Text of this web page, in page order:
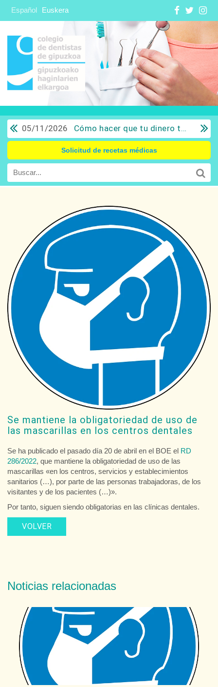
Español Euskera
05/11/2026 Cómo hacer que tu dinero trabaje para ti: Del ahorro a la inversión con sentido común.
Solicitud de recetas médicas
Se mantiene la obligatoriedad de uso de
las mascarillas en los centros dentales
Se ha publicado el pasado día 20 de abril en el BOE el RD
286/2022, que mantiene la obligatoriedad de uso de las
mascarillas «en los centros, servicios y establecimientos
sanitarios (…), por parte de las personas trabajadoras, de los
visitantes y de los pacientes (…)».
Por tanto, siguen siendo obligatorias en las clínicas dentales.
VOLVER
Noticias relacionadas